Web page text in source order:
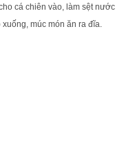
cá chiên vào, làm sệt nước
múc món ăn ra đĩa.